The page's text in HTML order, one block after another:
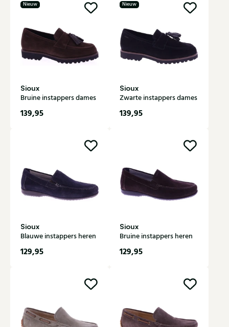
Nieuw
Sioux
Bruine instappers dames
139,95
Nieuw
Sioux
Zwarte instappers dames
139,95
Sioux
Blauwe instappers heren
129,95
Sioux
Bruine instappers heren
129,95